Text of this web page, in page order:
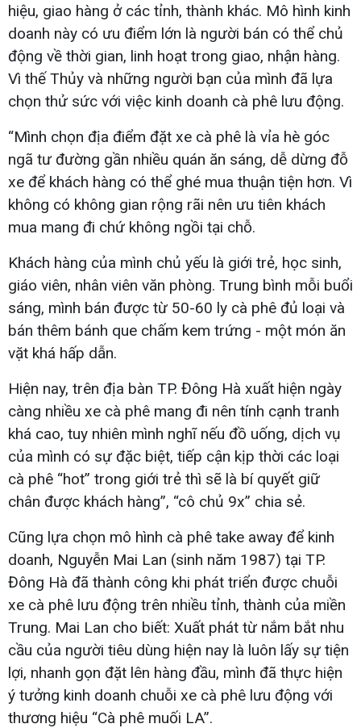
hiệu, giao hàng ở các tỉnh, thành khác. Mô hình kinh
doanh này có ưu điểm lớn là người bán có thể chủ
động về thời gian, linh hoạt trong giao, nhận hàng.
Vì thế Thủy và những người bạn của mình đã lựa
chọn thử sức với việc kinh doanh cà phê lưu động.
“Mình chọn địa điểm đặt xe cà phê là vỉa hè góc
ngã tư đường gần nhiều quán ăn sáng, dễ dừng đỗ
xe để khách hàng có thể ghé mua thuận tiện hơn. Vì
không có không gian rộng rãi nên ưu tiên khách
mua mang đi chứ không ngồi tại chỗ.
Khách hàng của mình chủ yếu là giới trẻ, học sinh,
giáo viên, nhân viên văn phòng. Trung bình mỗi buổi
sáng, mình bán được từ 50-60 ly cà phê đủ loại và
bán thêm bánh que chấm kem trứng - một món ăn
vặt khá hấp dẫn.
Hiện nay, trên địa bàn TP. Đông Hà xuất hiện ngày
càng nhiều xe cà phê mang đi nên tính cạnh tranh
khá cao, tuy nhiên mình nghĩ nếu đồ uống, dịch vụ
của mình có sự đặc biệt, tiếp cận kịp thời các loại
cà phê “hot” trong giới trẻ thì sẽ là bí quyết giữ
chân được khách hàng”, “cô chủ 9x” chia sẻ.
Cũng lựa chọn mô hình cà phê take away để kinh
doanh, Nguyễn Mai Lan (sinh năm 1987) tại TP.
Đông Hà đã thành công khi phát triển được chuỗi
xe cà phê lưu động trên nhiều tỉnh, thành của miền
Trung. Mai Lan cho biết: Xuất phát từ nắm bắt nhu
cầu của người tiêu dùng hiện nay là luôn lấy sự tiện
lợi, nhanh gọn đặt lên hàng đầu, mình đã thực hiện
ý tưởng kinh doanh chuỗi xe cà phê lưu động với
thương hiệu “Cà phê muối LA”.